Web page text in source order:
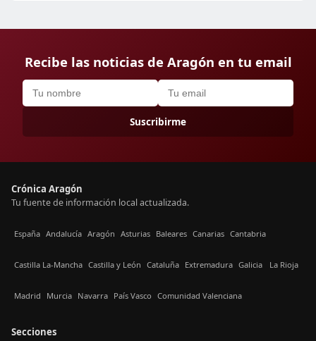
Recibe las noticias de Aragón en tu email
Suscribirme
Crónica Aragón
Tu fuente de información local actualizada.
España Andalucía Aragón Asturias Baleares Canarias Cantabria
Castilla La-Mancha Castilla y León Cataluña Extremadura Galicia La Rioja
Madrid Murcia Navarra País Vasco Comunidad Valenciana
Secciones